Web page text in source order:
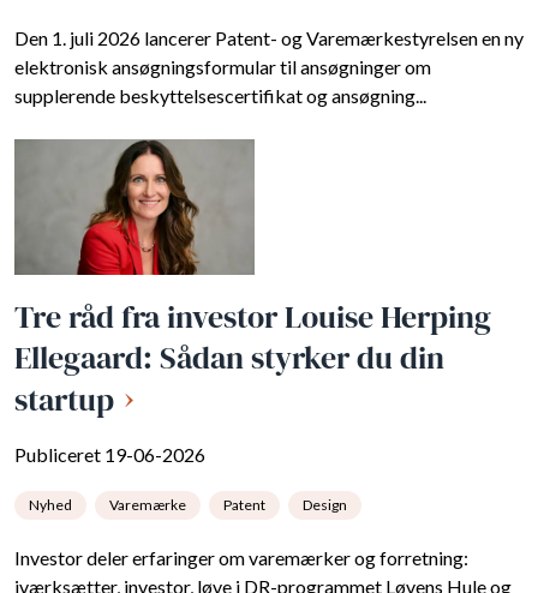
Den 1. juli 2026 lancerer Patent- og Varemærkestyrelsen en ny
elektronisk ansøgningsformular til ansøgninger om
supplerende beskyttelsescertifikat og ansøgning...
Tre råd fra investor Louise Herping
Ellegaard: Sådan styrker du din
startup
Publiceret 19-06-2026
Nyhed Varemærke Patent Design
Investor deler erfaringer om varemærker og forretning:
iværksætter, investor, løve i DR-programmet Løvens Hule og